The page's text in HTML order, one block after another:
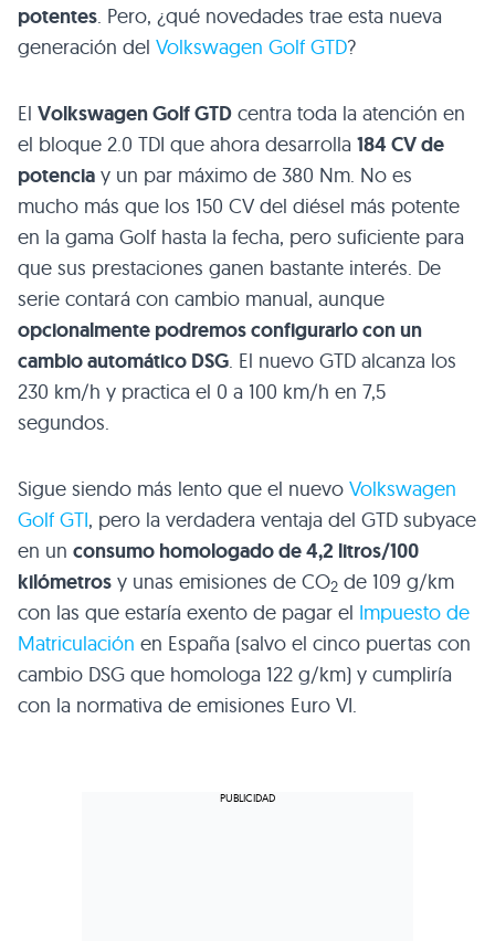
potentes. Pero, ¿qué novedades trae esta nueva
generación del Volkswagen Golf GTD?
El Volkswagen GolfGTD centra toda la atención en
el bloque 2.0 TDI que ahora desarrolla 184 CV de
potencia y un par máximo de 380 Nm. No es
mucho más que los 150 CV del diésel más potente
en la gama Golf hasta la fecha, pero suficiente para
que sus prestaciones ganen bastante interés. De
serie contará con cambio manual, aunque
opcionalmente podremos configurarlo con un
cambio automático DSG. El nuevo GTD alcanza los
230 km/h y practica el 0 a 100 km/h en 7,5
segundos.
Sigue siendo más lento que el nuevo Volkswagen
Golf GTI, pero la verdadera ventaja del GTD subyace
en un consumo homologado de 4,2 litros/100
kilómetros y unas emisiones de CO2 de 109 g/km
con las que estaría exento de pagar el Impuesto de
Matriculación en España (salvo el cinco puertas con
cambio DSG que homologa 122 g/km) y cumpliría
con la normativa de emisiones Euro VI.